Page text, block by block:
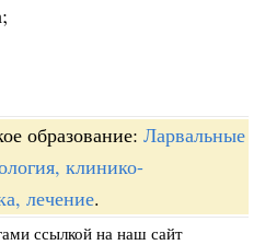
образование: Ларвальные
клинико-
лечение.
ссылкой на наш сайт